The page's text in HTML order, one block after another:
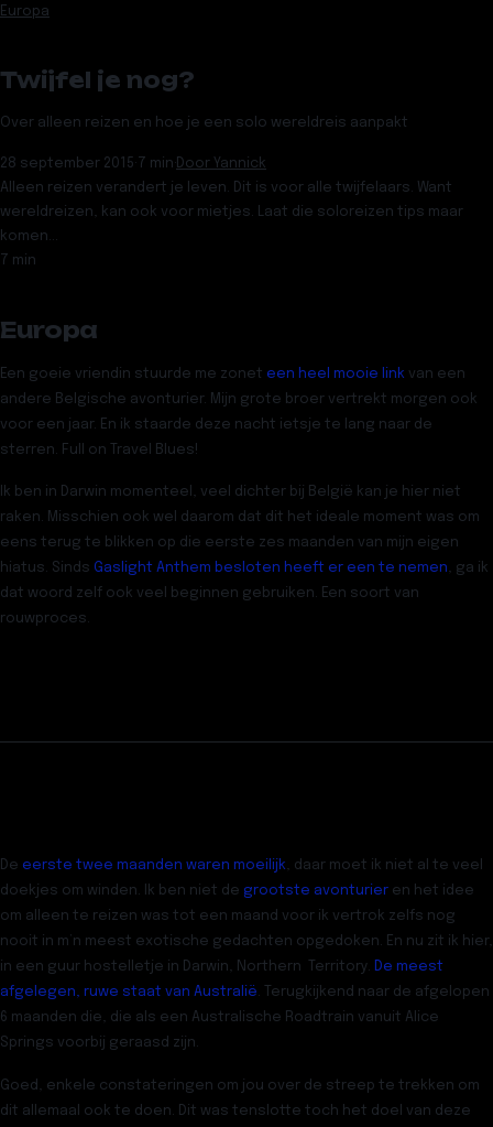
Europa
Twijfel je nog?
Over alleen reizen en hoe je een solo wereldreis aanpakt
28 september 2015· 7 min·Door Yannick
Alleen reizen verandert je leven. Dit is voor alle twijfelaars. Want
wereldreizen, kan ook voor mietjes. Laat die soloreizen tips maar
komen…
7 min
Europa
Een goeie vriendin stuurde me zonet een heel mooie link van een
andere Belgische avonturier. Mijn grote broer vertrekt morgen ook
voor een jaar. En ik staarde deze nacht ietsje te lang naar de
sterren. Full on Travel Blues!
Ik ben in Darwin momenteel, veel dichter bij België kan je hier niet
raken. Misschien ook wel daarom dat dit het ideale moment was om
eens terug te blikken op die eerste zes maanden van mijn eigen
hiatus. Sinds Gaslight Anthem besloten heeft er een te nemen, ga ik
dat woord zelf ook veel beginnen gebruiken. Een soort van
rouwproces.
De eerste twee maanden waren moeilijk, daar moet ik niet al te veel
doekjes om winden. Ik ben niet de grootste avonturier en het idee
om alleen te reizen was tot een maand voor ik vertrok zelfs nog
nooit in m’n meest exotische gedachten opgedoken. En nu zit ik hier,
in een guur hostelletje in Darwin, Northern Territory. De meest
afgelegen, ruwe staat van Australië. Terugkijkend naar de afgelopen
6 maanden die, die als een Australische Roadtrain vanuit Alice
Springs voorbij geraasd zijn.
Goed, enkele constateringen om jou over de streep te trekken om
dit allemaal ook te doen. Dit was tenslotte toch het doel van deze